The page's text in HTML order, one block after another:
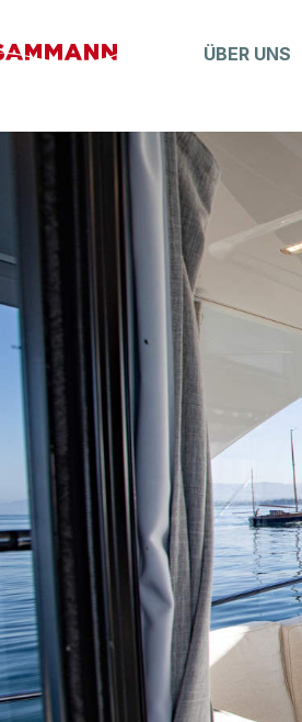
ÜBER UNS
Boatfinder
Lagerboote
Elektroboot
Crew
Partner / Händler
Kontakt